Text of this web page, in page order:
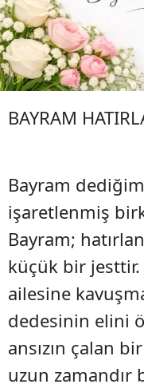
BAYRAM
Bayram
işaretlenmiş
Bayram;
küçük bir jesttir.
ailesine
dedesinin elini
ansızın çalan
uzun zamandır